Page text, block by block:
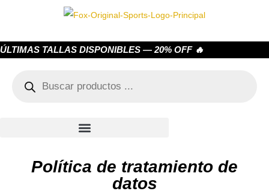
ÚLTIMAS TALLAS DISPONIBLES — 20% OFF 🔥
Política de tratamiento de
datos